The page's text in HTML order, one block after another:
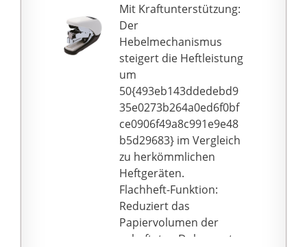
Mit Kraftunterstützung:
Der
Hebelmechanismus
steigert die Heftleistung
um
50{493eb143ddedebd9
35e0273b264a0ed6f0bf
ce0906f49a8c991e9e48
b5d29683} im Vergleich
zu herkömmlichen
Heftgeräten.
Flachheft-Funktion:
Reduziert das
Papiervolumen der
gehefteten Dokumente